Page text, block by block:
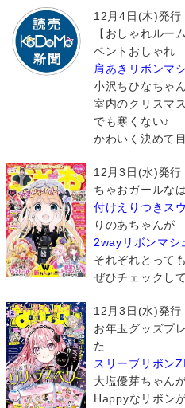
12月4日(木)発行
【おしゃれルー
ベントおしゃれ
肩あきリボンマ
小沢ちひなちゃ
室内のクリスマ
でも寒くない♪
かわいく決めて
12月3日(水)発行
ちゃおガールな
付けえりつきス
りのあちゃんが
2wayリボンマシ
それぞれとって
ぜひチェックし
12月3日(水)発行
お年玉グッズプ
た
スリーブリボン
大塩優芽ちゃん
Happyなリボン